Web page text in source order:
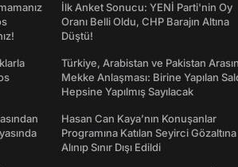
İlk Anket Sonucu: YENİ Parti'nin Oy
Oranı Belli Oldu, CHP Barajın Altına
Düştü!
Türkiye, Arabistan ve Pakistan
Mekke Anlaşması: Birine Yapılan
Hepsine Yapılmış Sayılacak
Hasan Can Kaya’nın Konuşanlar
Programına Katılan Seyirci Gözaltına
Alınıp Sınır Dışı Edildi